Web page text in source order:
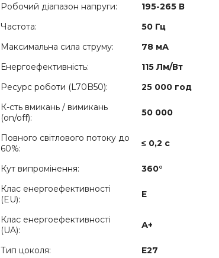
Робочий діапазон напруги:
195-265 В
Частота:
50 Гц
Максимальна сила струму:
78 мА
Енергоефективність:
115 Лм/Вт
Ресурс роботи (L70B50):
25 000 год
К-сть вмикань / вимикань
(on/off):
50 000
Повного світлового потоку до
60%:
≤ 0,2 с
Кут випромінення:
360°
Клас енергоефективності
(EU):
E
Клас енергоефективності
(UA):
А+
Тип цоколя:
E27